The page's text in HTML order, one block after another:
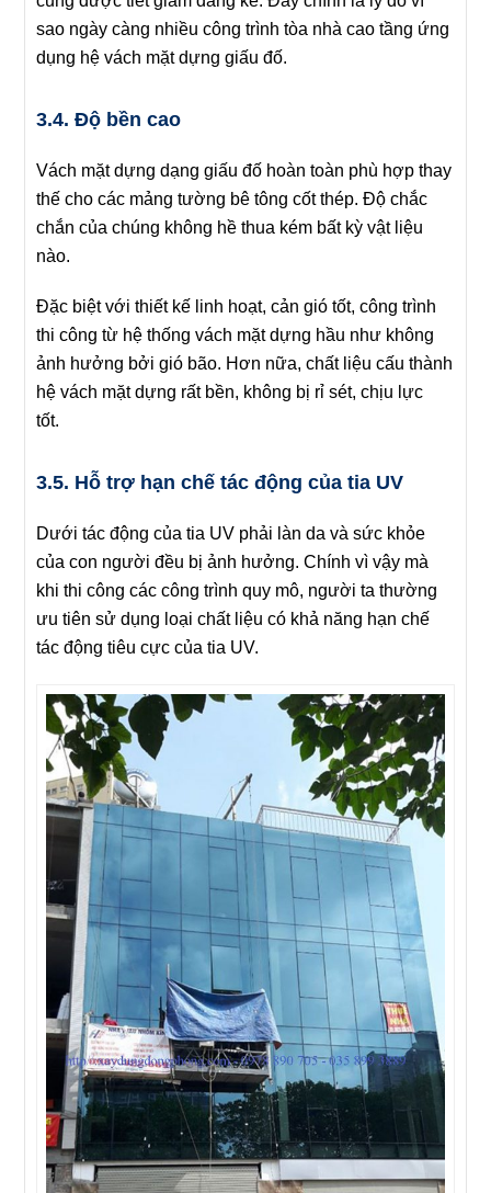
sao ngày càng nhiều công trình tòa nhà cao tầng ứng
dụng hệ vách mặt dựng giấu đố.
3.4. Độ bền cao
Vách mặt dựng dạng giấu đố hoàn toàn phù hợp thay
thế cho các mảng tường bê tông cốt thép. Độ chắc
chắn của chúng không hề thua kém bất kỳ vật liệu
nào.
Đặc biệt với thiết kế linh hoạt, cản gió tốt, công trình
thi công từ hệ thống vách mặt dựng hầu như không
ảnh hưởng bởi gió bão. Hơn nữa, chất liệu cấu thành
hệ vách mặt dựng rất bền, không bị rỉ sét, chịu lực
tốt.
3.5. Hỗ trợ hạn chế tác động của tia UV
Dưới tác động của tia UV phải làn da và sức khỏe
của con người đều bị ảnh hưởng. Chính vì vậy mà
khi thi công các công trình quy mô, người ta thường
ưu tiên sử dụng loại chất liệu có khả năng hạn chế
tác động tiêu cực của tia UV.